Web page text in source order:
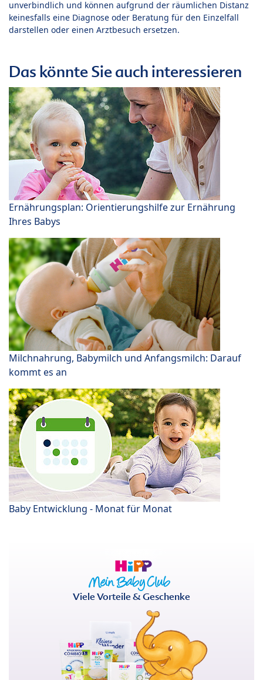
unverbindlich und können aufgrund der räumlichen Distanz
keinesfalls eine Diagnose oder Beratung für den Einzelfall
darstellen oder einen Arztbesuch ersetzen.
Das könnte Sie auch interessieren
Ernährungsplan: Orientierungshilfe zur Ernährung
Ihres Babys
Milchnahrung, Babymilch und Anfangsmilch: Darauf
kommt es an
Baby Entwicklung - Monat für Monat
Viele Vorteile & Geschenke